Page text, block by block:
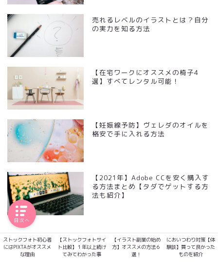
売れるレベルのイラストとは？自分
の実力を知る方法
【在宅ワークにオススメの椅子4
選】すべてレンタル可能！
【妊娠線予防】ヴェレダのオイルを
格安で手に入れる方法
【2021年】Adobe CCを安く購入す
る方法まとめ【タダでゲットする方
法も紹介】
楽天ルーム
ストックフォト初心者
にはPIXTAがオススメ
な理由
【ストックフォトサイ
ト比較】１年以上続け
てみてわかった事
【イラスト副業の始め
方】オススメの方法６
選！
においつわり対策【体
験談】買って良かった
ものを紹介
目次へ